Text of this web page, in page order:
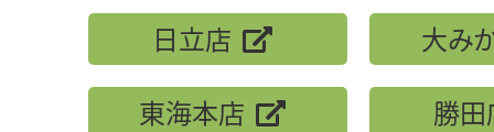
日立店
大み
東海本店
勝田